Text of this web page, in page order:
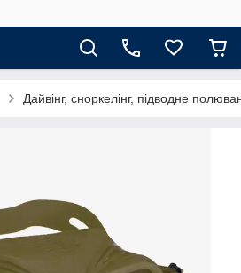
Дайвінг, сноркелінг, підводне